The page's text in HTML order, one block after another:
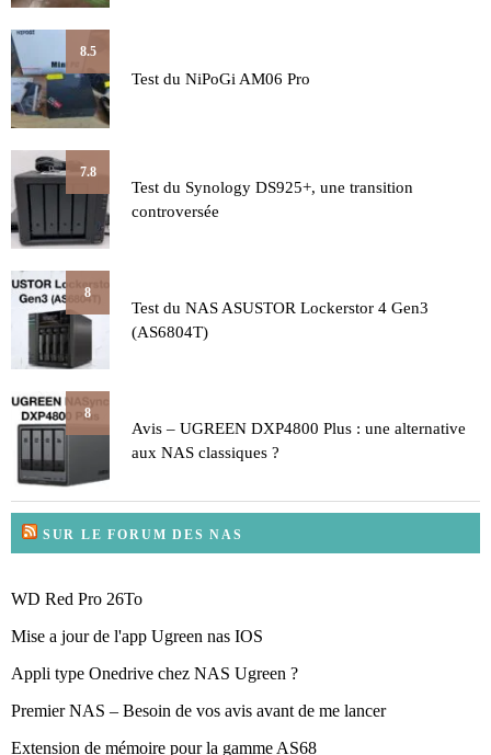
8.5
Test du NiPoGi AM06 Pro
7.8
Test du Synology DS925+, une transition
controversée
8
Test du NAS ASUSTOR Lockerstor 4 Gen3
(AS6804T)
8
Avis – UGREEN DXP4800 Plus : une alternative
aux NAS classiques ?
SUR LE FORUM DES NAS
WD Red Pro 26To
Mise a jour de l'app Ugreen nas IOS
Appli type Onedrive chez NAS Ugreen ?
Premier NAS – Besoin de vos avis avant de me lancer
Extension de mémoire pour la gamme AS68